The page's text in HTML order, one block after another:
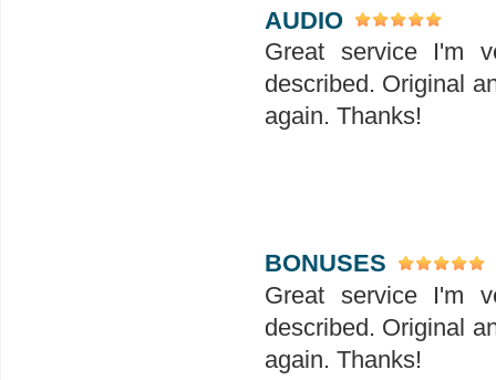
AUDIO
Great service I'm
described. Original
again. Thanks!
BONUSES
Great service I'm
described. Original
again. Thanks!